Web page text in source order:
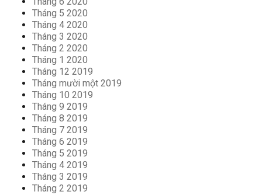
Tháng 5 2020
Tháng 4 2020
Tháng 3 2020
Tháng 2 2020
Tháng 1 2020
Tháng 12 2019
Tháng mười một 2019
Tháng 10 2019
Tháng 9 2019
Tháng 8 2019
Tháng 7 2019
Tháng 6 2019
Tháng 5 2019
Tháng 4 2019
Tháng 3 2019
Tháng 2 2019